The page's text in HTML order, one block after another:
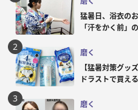
猛暑日、浴衣の
「汗をかく前」
磨く
【猛暑対策グッ
ドラストで買え
磨く